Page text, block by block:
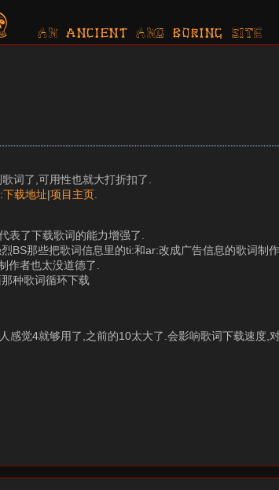
AN ancient AND boring SITE
词了,可用性也就大打折扣了.
下载地址|项目主页
表了下载歌词的能力增强了.
BS那些把歌词信息里的ti:和ar:改成广告信息的歌词制
作者也太没道德了.
种歌词循环下载
觉4就够用了,之前的10太大了.会影响歌词下载速度,